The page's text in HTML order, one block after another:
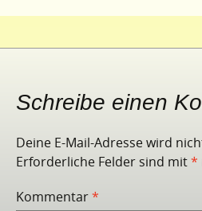
Schreibe einen
Deine E-Mail-Adresse wird
Erforderliche Felder sind mit*
Kommentar*